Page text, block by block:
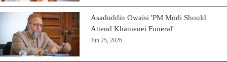
Asaduddin Owaisi 'PM Modi Should
Attend Khamenei Funeral'
Jun 25, 2026